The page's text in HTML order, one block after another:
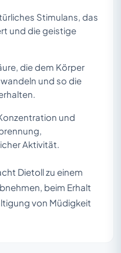
Stimulans, das
und die geistige
die dem Körper
und so die
und
Aktivität.
Dietoll zu einem
beim Erhalt
von Müdigkeit